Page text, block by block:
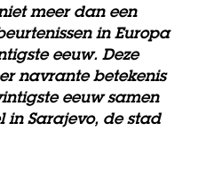
meer dan een
in Europa
eeuw. Deze
navrante betekenis
eeuw samen
in Sarajevo, de stad